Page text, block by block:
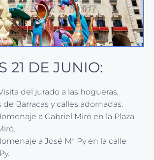
21 DE JUNIO:
del jurado a las hogueras,
de Barracas y calles adornadas.
a Gabriel Miró en la Plaza
a José Mª Py en la calle